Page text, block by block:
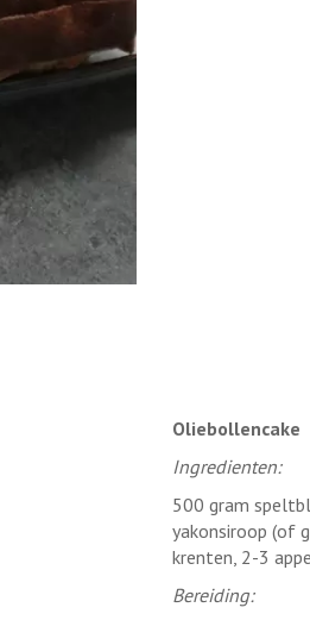
Oliebollencake
Ingredienten:
500 gram
yakonsiroop (of
krenten, 2-3
Bereiding: